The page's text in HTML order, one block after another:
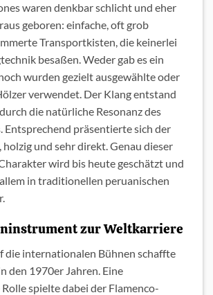
waren denkbar schlicht und eher
geboren: einfache, oft grob
Transportkisten, die keinerlei
besaßen. Weder gab es ein
wurden gezielt ausgewählte oder
verwendet. Der Klang entstand
die natürliche Resonanz des
Entsprechend präsentierte sich der
holzig und sehr direkt. Genau dieser
wird bis heute geschätzt und
in traditionellen peruanischen
zur Weltkarriere
die internationalen Bühnen schaffte
den 1970er Jahren. Eine
spielte dabei der Flamenco-